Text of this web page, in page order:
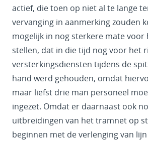
actief, die toen op niet al te lange
vervanging in aanmerking zouden
mogelijk in nog sterkere mate voor
stellen, dat in die tijd nog voor het
versterkingsdiensten tijdens de
hand werd gehouden, omdat
maar liefst drie man personeel
ingezet. Omdat er daarnaast ook
uitbreidingen van het tramnet op
beginnen met de verlenging van